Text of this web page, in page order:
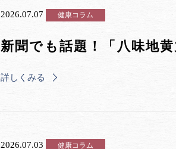
2026.07.07 健康コラム
新聞でも話題！「八味地
詳しくみる
2026.07.03 健康コラム